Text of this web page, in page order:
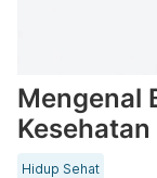
Mengenal
Hidup Sehat